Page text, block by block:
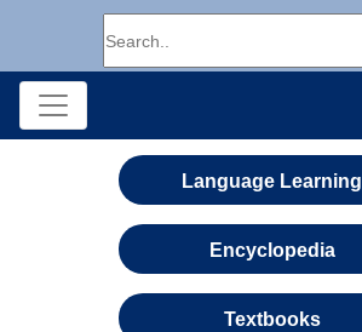
Language Learning
Encyclopedia
Textbooks